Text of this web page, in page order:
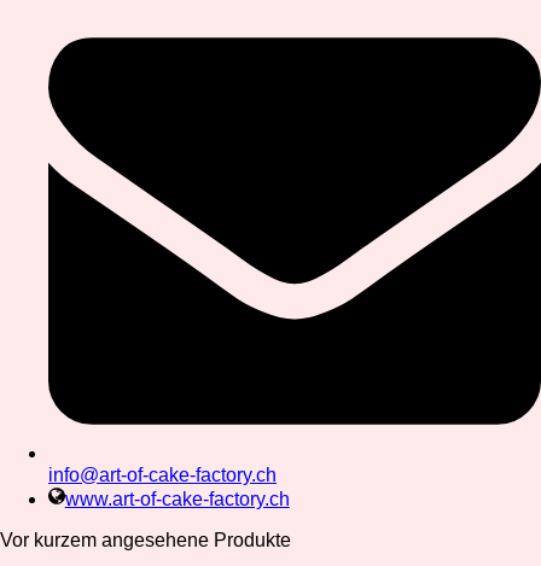
info@art-of-cake-factory.ch
www.art-of-cake-factory.ch
Vor kurzem angesehene Produkte